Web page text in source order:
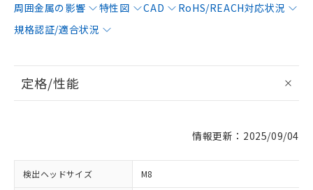
周囲金属の影響
特性図 CAD
RoHS/REACH対応状況
規格認証/適合状況
定格/性能
情報更新：2025/09/04
検出ヘッドサイズ M8